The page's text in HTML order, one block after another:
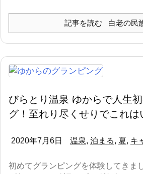
記事を読む 白老の民
びらとり温泉 ゆからで人生
グ！至れり尽くせりでこれは
2020年7月6日 温泉, 泊まる, 夏, キ
初めてグランピングを体験してきま